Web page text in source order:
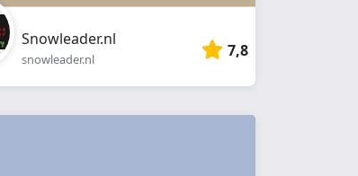
Snowleader.nl
snowleader.nl 7,8